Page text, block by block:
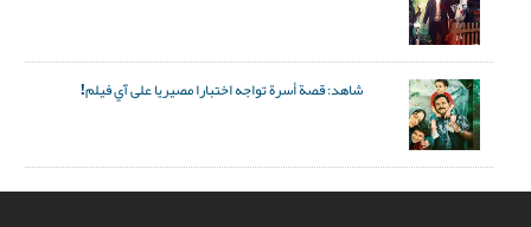
شاهد: قصة أسرة تواجه اختبارا مصيريا على آي فيلم!